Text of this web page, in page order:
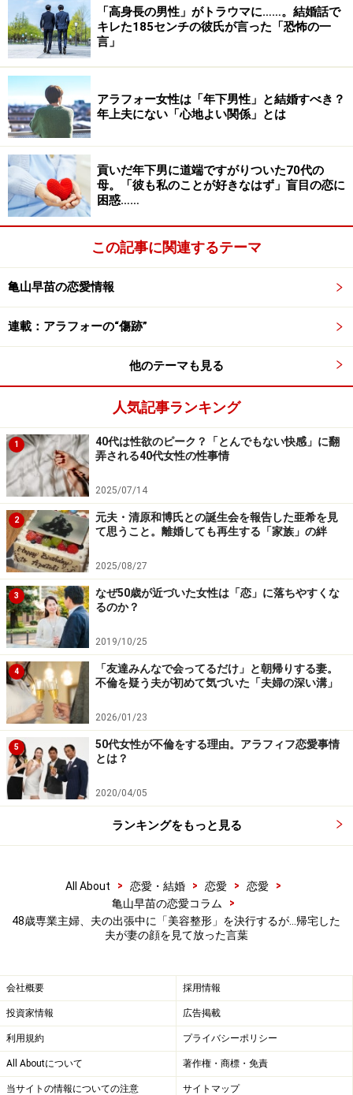
嫌でしたね」
ユカコさんは結婚後、生活が落ち着いて転職しようと思
っているときに妊娠がわかったため、そのまま専業主婦
になった。専業主婦という立場にいられるなんて羨まし
いわと、共働きの姉に言われたときはムッとしたとい
う。
「○○ちゃんのママと言われるのもつらかった。結婚後、
私はいつも自分の存在価値を探してきたような気がしま
す。妻や母としか受け止めてもらえないのがどこか物足
りない。でも仕事もしていないから、自分に価値がある
かどうかもわからない」
そんな自己肯定感の低い状態での子育てだからこそ、よ
＞夫が2週間不在だというので決心した
※記事内容は執筆時点のものです。最新の内容をご確認くださ
い。
2 次のページへ
「高身長の男性」がトラウマに……。結婚話で
キレた185センチの彼氏が言った「恐怖の一
言」
アラフォー女性は「年下男性」と結婚すべき？
年上夫にない「心地よい関係」とは
貢いだ年下男に道端ですがりついた70代の
母。「彼も私のことが好きなはず」盲目の恋に
困惑……
この記事に関連するテーマ
亀山早苗の恋愛情報
連載：アラフォーの“傷跡”
他のテーマも見る
人気記事ランキング
1
40代は性欲のピーク？「とんでもない快感」に翻
弄される40代女性の性事情
2025/07/14
2
元夫・清原和博氏との誕生会を報告した亜希を見
て思うこと。離婚しても再生する「家族」の絆
2025/08/27
3
なぜ50歳が近づいた女性は「恋」に落ちやすくな
るのか？
2019/10/25
4
「友達みんなで会ってるだけ」と朝帰りする妻。
不倫を疑う夫が初めて気づいた「夫婦の深い溝」
2026/01/23
5
50代女性が不倫をする理由。アラフィフ恋愛事情
とは？
2020/04/05
ランキングをもっと見る
All About > 恋愛・結婚 > 恋愛 > 恋愛
>
亀山早苗の恋愛コラム
>
48歳専業主婦、夫の出張中に「美容整形」を決行するが…帰宅した
夫が妻の顔を見て放った言葉
会社概要 採用情報
投資家情報 広告掲載
利用規約 プライバシーポリシー
All Aboutについて 著作権・商標・免責
当サイトの情報についての注意 サイトマップ